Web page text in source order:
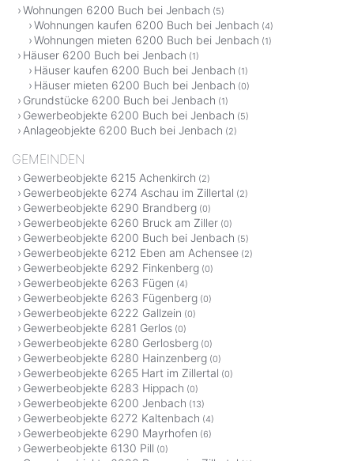
Wohnungen 6200 Buch bei Jenbach (5)
Wohnungen kaufen 6200 Buch bei Jenbach (4)
Wohnungen mieten 6200 Buch bei Jenbach (1)
Häuser 6200 Buch bei Jenbach (1)
Häuser kaufen 6200 Buch bei Jenbach (1)
Häuser mieten 6200 Buch bei Jenbach (0)
Grundstücke 6200 Buch bei Jenbach (1)
Gewerbeobjekte 6200 Buch bei Jenbach (5)
Anlageobjekte 6200 Buch bei Jenbach (2)
GEMEINDEN
Gewerbeobjekte 6215 Achenkirch (2)
Gewerbeobjekte 6274 Aschau im Zillertal (2)
Gewerbeobjekte 6290 Brandberg (0)
Gewerbeobjekte 6260 Bruck am Ziller (0)
Gewerbeobjekte 6200 Buch bei Jenbach (5)
Gewerbeobjekte 6212 Eben am Achensee (2)
Gewerbeobjekte 6292 Finkenberg (0)
Gewerbeobjekte 6263 Fügen (4)
Gewerbeobjekte 6263 Fügenberg (0)
Gewerbeobjekte 6222 Gallzein (0)
Gewerbeobjekte 6281 Gerlos (0)
Gewerbeobjekte 6280 Gerlosberg (0)
Gewerbeobjekte 6280 Hainzenberg (0)
Gewerbeobjekte 6265 Hart im Zillertal (0)
Gewerbeobjekte 6283 Hippach (0)
Gewerbeobjekte 6200 Jenbach (13)
Gewerbeobjekte 6272 Kaltenbach (4)
Gewerbeobjekte 6290 Mayrhofen (6)
Gewerbeobjekte 6130 Pill (0)